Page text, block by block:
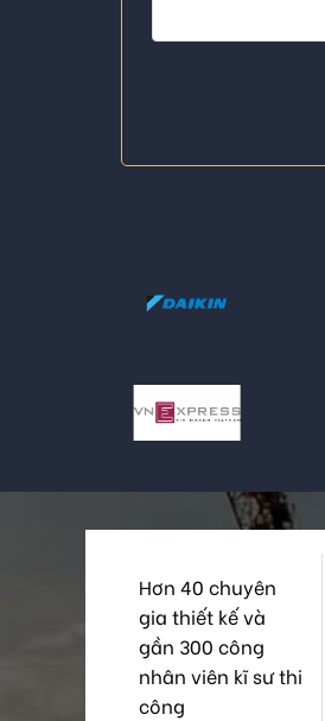
Hơn 40 chuyên
gia thiết kế và
gần 300 công
nhân viên kĩ sư thi
công